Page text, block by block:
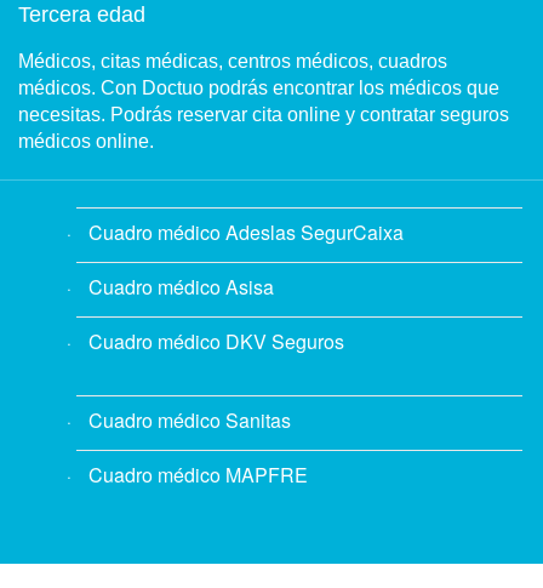
Tercera edad
Médicos, citas médicas, centros médicos, cuadros
médicos. Con Doctuo podrás encontrar los médicos que
necesitas. Podrás reservar cita online y contratar seguros
médicos online.
Cuadro médico Adeslas SegurCaixa
Cuadro médico Asisa
Cuadro médico DKV Seguros
Cuadro médico Sanitas
Cuadro médico MAPFRE